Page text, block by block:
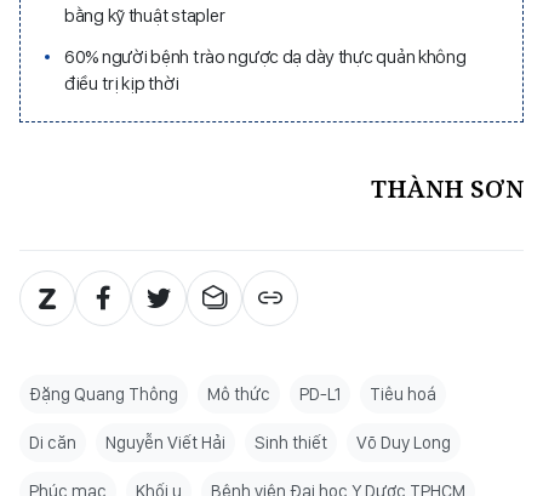
bằng kỹ thuật stapler
60% người bệnh trào ngược dạ dày thực quản không
điều trị kịp thời
THÀNH SƠN
Đặng Quang Thông Mô thức PD-L1 Tiêu hoá
Di căn Nguyễn Viết Hải Sinh thiết Võ Duy Long